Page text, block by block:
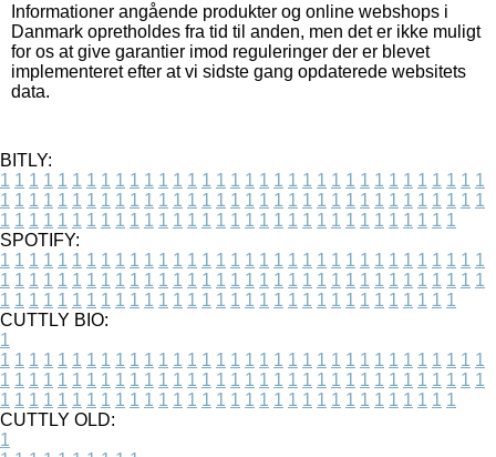
Informationer angående produkter og online webshops i
Danmark opretholdes fra tid til anden, men det er ikke muligt
for os at give garantier imod reguleringer der er blevet
implementeret efter at vi sidste gang opdaterede websitets
data.
BITLY:
1 1 1 1 1 1 1 1 1 1 1 1 1 1 1 1 1 1 1 1 1 1 1 1 1 1 1 1 1 1 1 1 1 1
1 1 1 1 1 1 1 1 1 1 1 1 1 1 1 1 1 1 1 1 1 1 1 1 1 1 1 1 1 1 1 1 1 1
1 1 1 1 1 1 1 1 1 1 1 1 1 1 1 1 1 1 1 1 1 1 1 1 1 1 1 1 1 1 1 1
SPOTIFY:
1 1 1 1 1 1 1 1 1 1 1 1 1 1 1 1 1 1 1 1 1 1 1 1 1 1 1 1 1 1 1 1 1 1
1 1 1 1 1 1 1 1 1 1 1 1 1 1 1 1 1 1 1 1 1 1 1 1 1 1 1 1 1 1 1 1 1 1
1 1 1 1 1 1 1 1 1 1 1 1 1 1 1 1 1 1 1 1 1 1 1 1 1 1 1 1 1 1 1 1
CUTTLY BIO:
1
1 1 1 1 1 1 1 1 1 1 1 1 1 1 1 1 1 1 1 1 1 1 1 1 1 1 1 1 1 1 1 1 1 1
1 1 1 1 1 1 1 1 1 1 1 1 1 1 1 1 1 1 1 1 1 1 1 1 1 1 1 1 1 1 1 1 1 1
1 1 1 1 1 1 1 1 1 1 1 1 1 1 1 1 1 1 1 1 1 1 1 1 1 1 1 1 1 1 1 1
CUTTLY OLD:
1